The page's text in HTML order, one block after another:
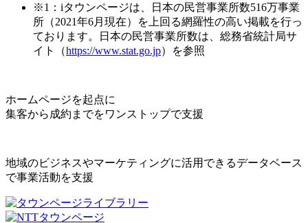
※1：iタウンページは、日本の民営事業所数516万事業
所（2021年6月現在）を上回る網羅性の高い掲載を行っ
ております。日本の民営事業所数は、総務省統計局サ
イト（https://www.stat.go.jp）を参照
ホームページを起点に
集客から成約までをワンストップで支援
地域のビジネスやマーケティングに活用できるデータベース
で事業活動を支援